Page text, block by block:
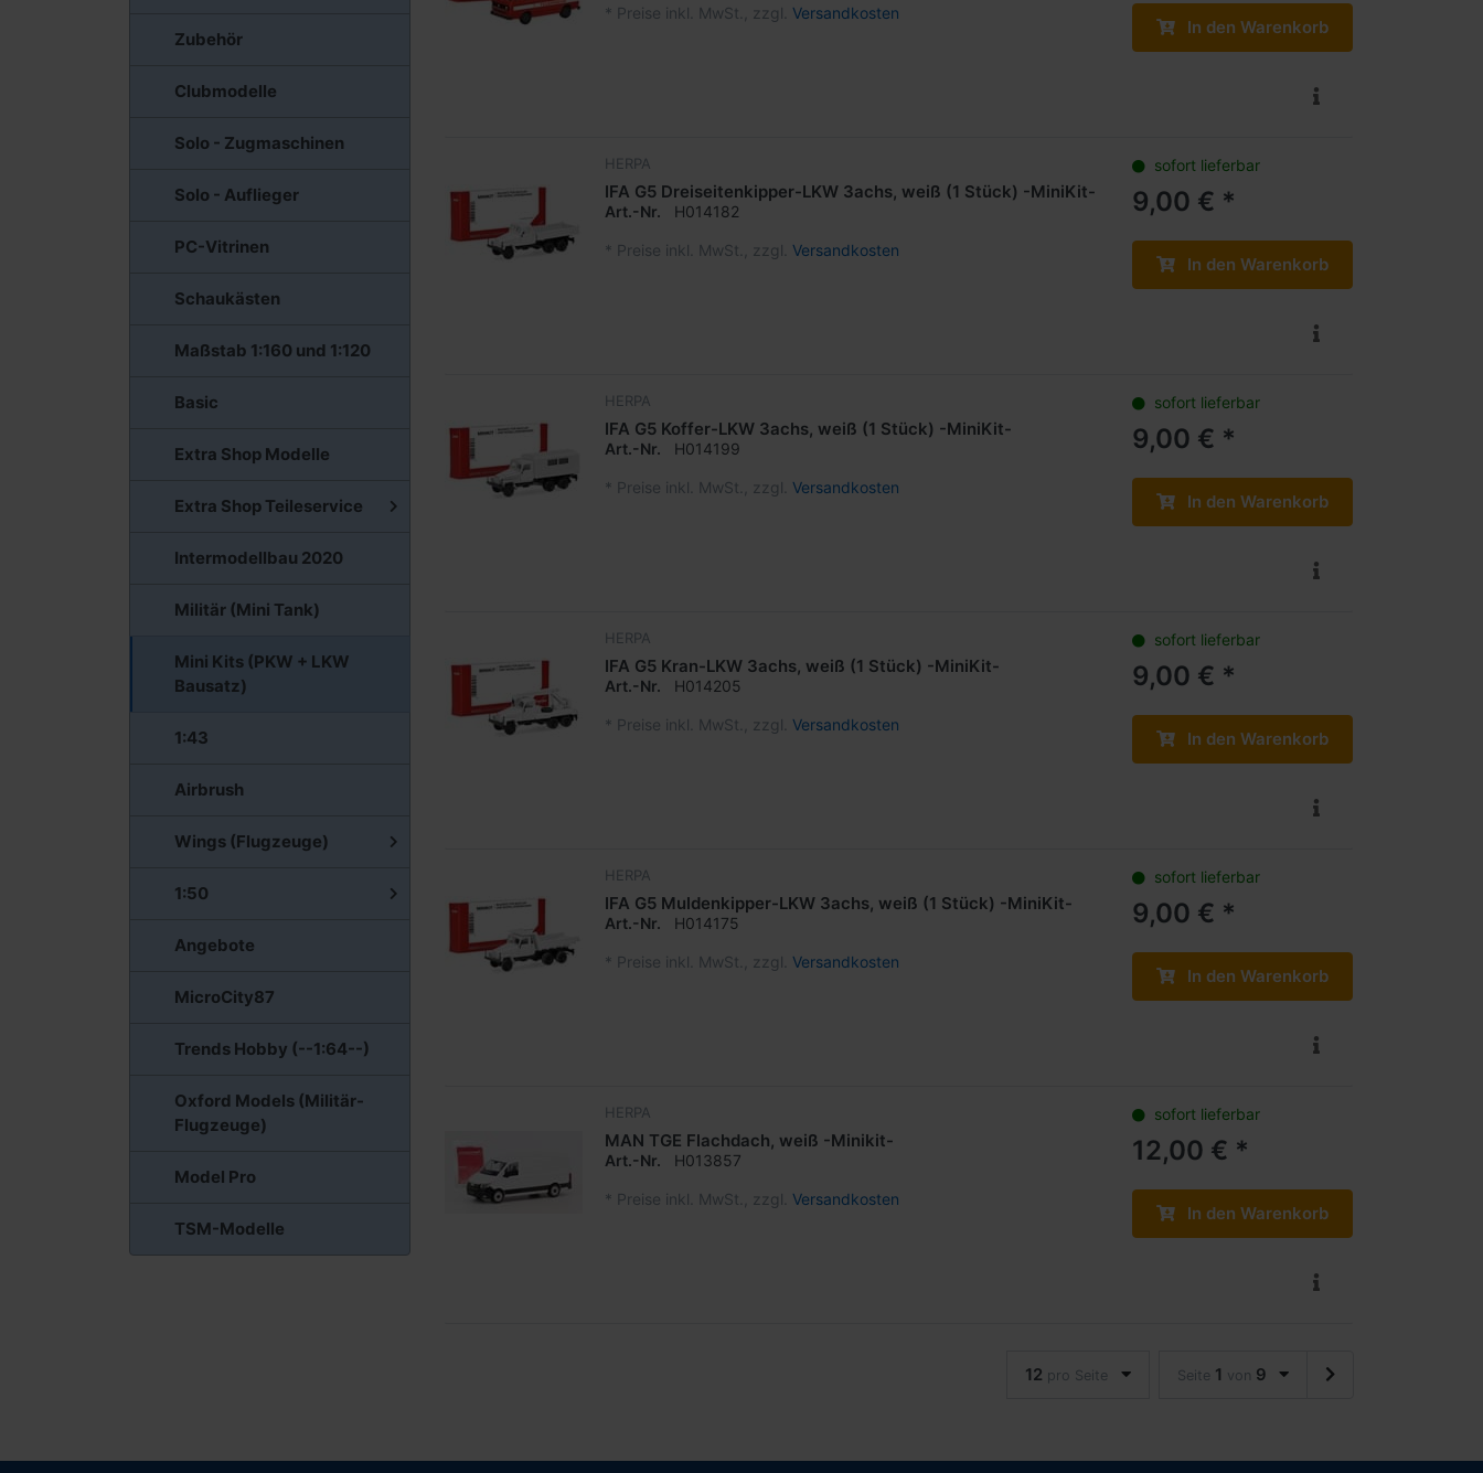
Zubehör
Clubmodelle
Solo - Zugmaschinen
Solo - Auflieger
PC-Vitrinen
Schaukästen
Maßstab 1:160 und 1:120
Basic
Extra Shop Modelle
Extra Shop Teileservice
Intermodellbau 2020
Militär (Mini Tank)
Mini Kits (PKW + LKW
Bausatz)
1:43
Airbrush
Wings (Flugzeuge)
1:50
Angebote
MicroCity87
Trends Hobby (--1:64--)
Oxford Models (Militär-
Flugzeuge)
Model Pro
TSM-Modelle
* Preise inkl. MwSt., zzgl. Versandkosten
In den Warenkorb
HERPA
IFA G5 Dreiseitenkipper-LKW 3achs, weiß (1 Stück) -MiniKit-
Art.-Nr. H014182
* Preise inkl. MwSt., zzgl. Versandkosten
sofort lieferbar
9,00 € *
In den Warenkorb
HERPA
IFA G5 Koffer-LKW 3achs, weiß (1 Stück) -MiniKit-
Art.-Nr. H014199
* Preise inkl. MwSt., zzgl. Versandkosten
sofort lieferbar
9,00 € *
In den Warenkorb
HERPA
IFA G5 Kran-LKW 3achs, weiß (1 Stück) -MiniKit-
Art.-Nr. H014205
* Preise inkl. MwSt., zzgl. Versandkosten
sofort lieferbar
9,00 € *
In den Warenkorb
HERPA
IFA G5 Muldenkipper-LKW 3achs, weiß (1 Stück) -MiniKit-
Art.-Nr. H014175
* Preise inkl. MwSt., zzgl. Versandkosten
sofort lieferbar
9,00 € *
In den Warenkorb
HERPA
MAN TGE Flachdach, weiß -Minikit-
Art.-Nr. H013857
* Preise inkl. MwSt., zzgl. Versandkosten
sofort lieferbar
12,00 € *
In den Warenkorb
12 pro Seite Seite 1 von 9